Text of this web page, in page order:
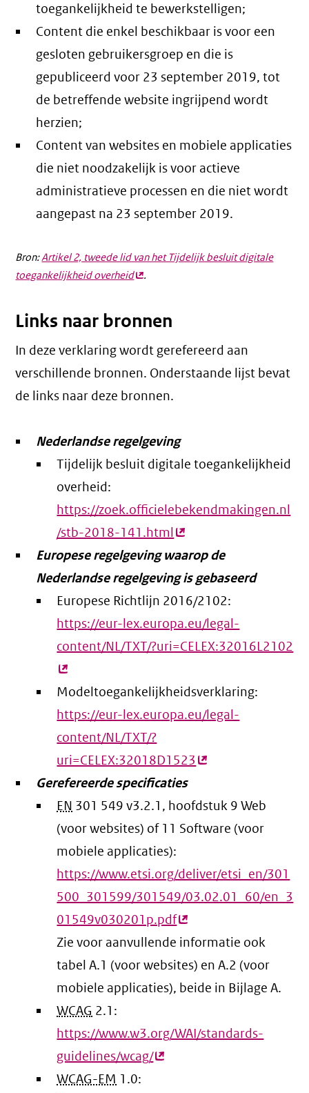
toegankelijkheid te bewerkstelligen;
Content die enkel beschikbaar is voor een
gesloten gebruikersgroep en die is
gepubliceerd voor 23 september 2019, tot
de betreffende website ingrijpend wordt
herzien;
Content van websites en mobiele applicaties
die niet noodzakelijk is voor actieve
administratieve processen en die niet wordt
aangepast na 23 september 2019.
Bron:Artikel 2, tweede lid van het Tijdelijk besluit digitale
toegankelijkheid overheid(externe
.
Links naar bronnen
In deze verklaring wordt gerefereerd aan
verschillende bronnen. Onderstaande lijst bevat
de links naar deze bronnen.
Nederlandse regelgeving
Tijdelijk besluit digitale toegankelijkheid
overheid:
https://zoek.officielebekendmakingen.nl
/stb-2018-141.html(externe
link)
Europese regelgeving waarop de
Nederlandse regelgeving is gebaseerd
Europese Richtlijn 2016/2102:
https://eur-lex.europa.eu/legal-
content/NL/TXT/?uri=CELEX:32016L2102
Modeltoegankelijkheidsverklaring:
https://eur-lex.europa.eu/legal-
content/NL/TXT/?
uri=CELEX:32018D1523 (externe
Gerefereerde specificaties
EN 301 549 v3.2.1, hoofdstuk 9 Web
(voor websites) of 11 Software (voor
mobiele applicaties):
https://www.etsi.org/deliver/etsi_en/301
500_301599/301549/03.02.01_60/en_3
01549v030201p.pdf(externe
link)
Zie voor aanvullende informatie ook
tabel A.1 (voor websites) en A.2 (voor
mobiele applicaties), beide in Bijlage A.
WCAG 2.1:
https://www.w3.org/WAI/standards-
guidelines/wcag/(externe
WCAG-EM 1.0: